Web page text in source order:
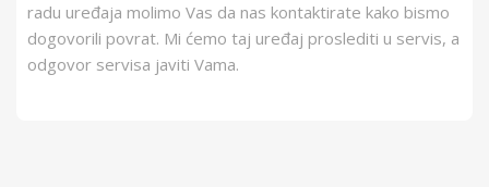
radu uređaja molimo Vas da nas kontaktirate kako bismo
dogovorili povrat. Mi ćemo taj uređaj proslediti u servis, a
odgovor servisa javiti Vama.